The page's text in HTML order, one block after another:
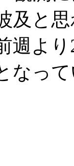
及と
週よ
なっ